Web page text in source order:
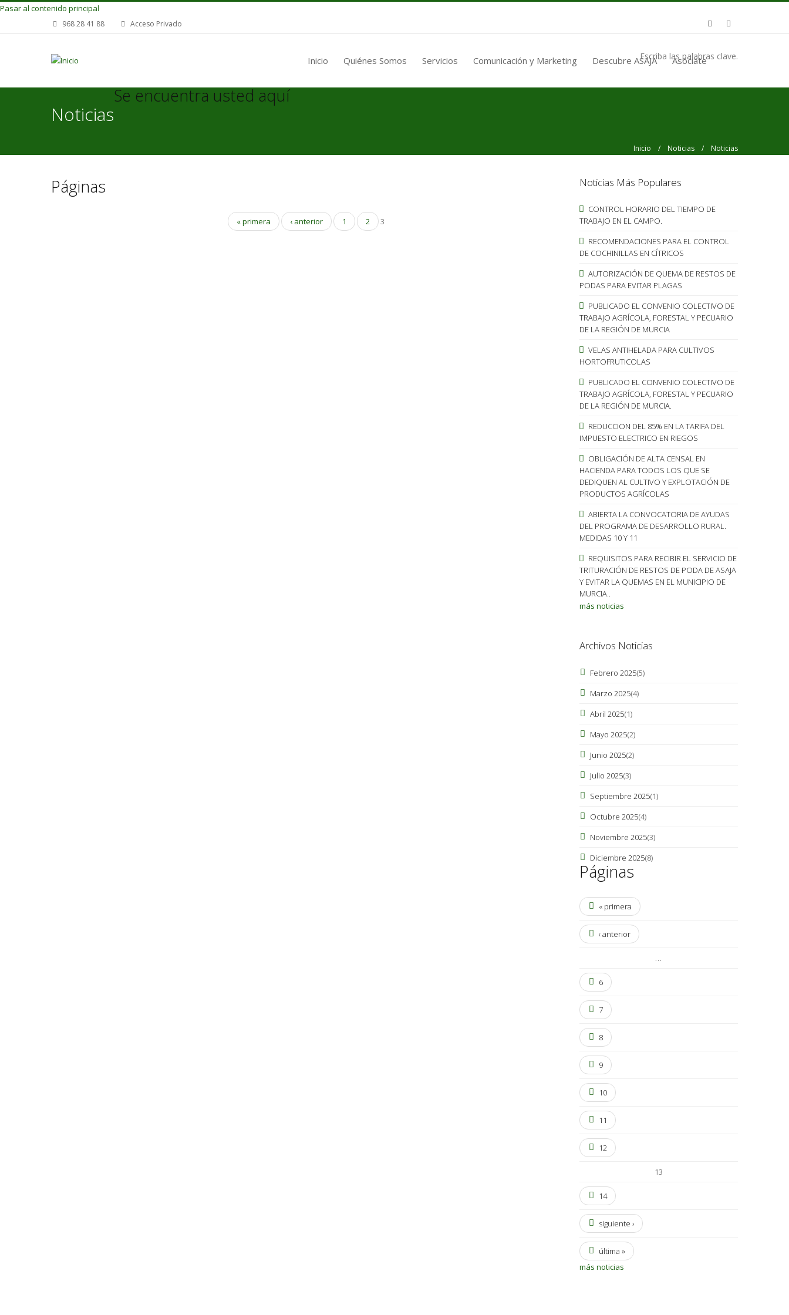
Pasar al contenido principal
968 28 41 88 Acceso Privado
Inicio Quiénes Somos Servicios Comunicación y Marketing Descubre ASAJA Asóciate
Escriba las palabras clave.
Noticias
Se encuentra usted aquí
Inicio / Noticias / Noticias
Páginas
« primera ‹ anterior 1 2 3
Noticias Más Populares
CONTROL HORARIO DEL TIEMPO DE
TRABAJO EN EL CAMPO.
RECOMENDACIONES PARA EL CONTROL
DE COCHINILLAS EN CÍTRICOS
AUTORIZACIÓN DE QUEMA DE RESTOS DE
PODAS PARA EVITAR PLAGAS
PUBLICADO EL CONVENIO COLECTIVO DE
TRABAJO AGRÍCOLA, FORESTAL Y PECUARIO
DE LA REGIÓN DE MURCIA
VELAS ANTIHELADA PARA CULTIVOS
HORTOFRUTICOLAS
PUBLICADO EL CONVENIO COLECTIVO DE
TRABAJO AGRÍCOLA, FORESTAL Y PECUARIO
DE LA REGIÓN DE MURCIA.
REDUCCION DEL 85% EN LA TARIFA DEL
IMPUESTO ELECTRICO EN RIEGOS
OBLIGACIÓN DE ALTA CENSAL EN
HACIENDA PARA TODOS LOS QUE SE
DEDIQUEN AL CULTIVO Y EXPLOTACIÓN DE
PRODUCTOS AGRÍCOLAS
ABIERTA LA CONVOCATORIA DE AYUDAS
DEL PROGRAMA DE DESARROLLO RURAL.
MEDIDAS 10 Y 11
REQUISITOS PARA RECIBIR EL SERVICIO DE
TRITURACIÓN DE RESTOS DE PODA DE ASAJA
Y EVITAR LA QUEMAS EN EL MUNICIPIO DE
MURCIA..
más noticias
Archivos Noticias
Febrero 2025(5)
Marzo 2025(4)
Abril 2025(1)
Mayo 2025(2)
Junio 2025(2)
Julio 2025(3)
Septiembre 2025(1)
Octubre 2025(4)
Noviembre 2025(3)
Diciembre 2025(8)
Páginas
« primera
‹ anterior
…
6
7
8
9
10
11
12
13
14
siguiente ›
última »
más noticias